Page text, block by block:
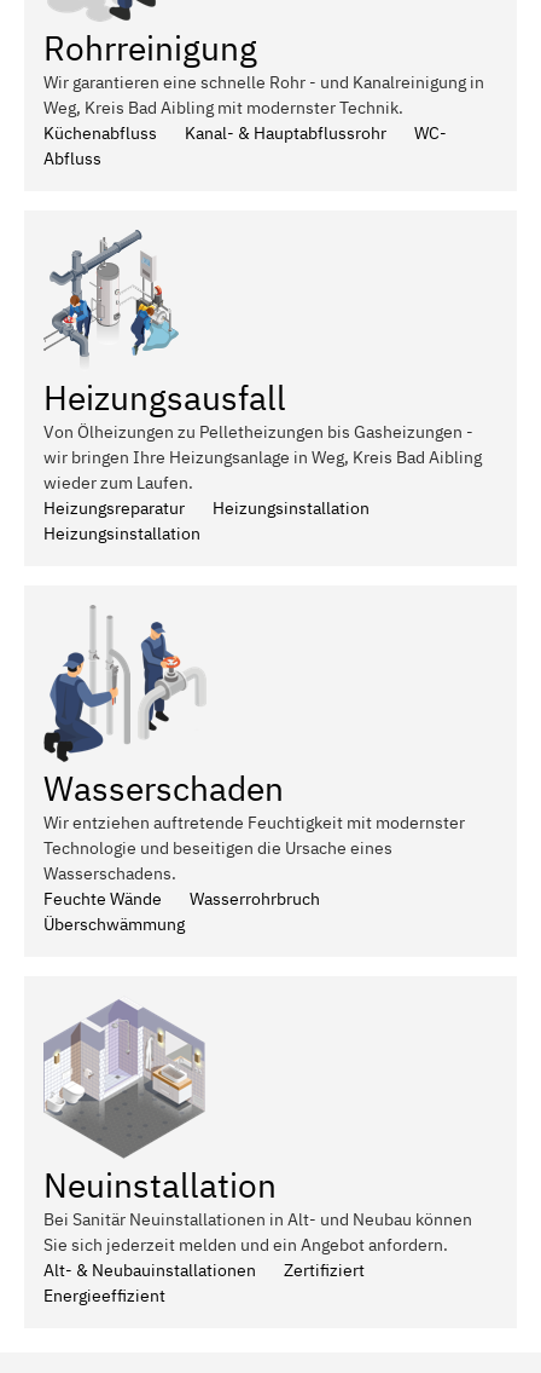
Rohrreinigung
Wir garantieren eine schnelle Rohr - und Kanalreinigung in
Weg, Kreis Bad Aibling mit modernster Technik.
Küchenabfluss
Kanal- & Hauptabflussrohr
WC-
Abfluss
Heizungsausfall
Von Ölheizungen zu Pelletheizungen bis Gasheizungen -
wir bringen Ihre Heizungsanlage in Weg, Kreis Bad Aibling
wieder zum Laufen.
Heizungsreparatur
Heizungsinstallation
Heizungsinstallation
Wasserschaden
Wir entziehen auftretende Feuchtigkeit mit modernster
Technologie und beseitigen die Ursache eines
Wasserschadens.
Feuchte Wände
Wasserrohrbruch
Überschwämmung
Neuinstallation
Bei Sanitär Neuinstallationen in Alt- und Neubau können
Sie sich jederzeit melden und ein Angebot anfordern.
Alt- & Neubauinstallationen
Zertifiziert
Energieeffizient